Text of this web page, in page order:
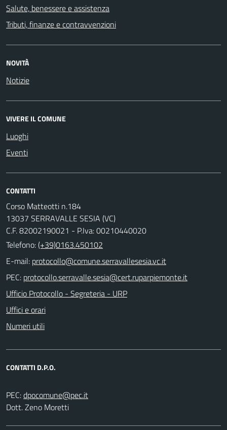
Salute, benessere e assistenza
Tributi, finanze e contravvenzioni
NOVITÀ
Notizie
VIVERE IL COMUNE
Luoghi
Eventi
CONTATTI
Corso Matteotti n.184
13037 SERRAVALLE SESIA (VC)
C.F. 82002190021 - P.Iva: 00210440020
Telefono:(+39)0163.450102
E-mail:
PEC:
Ufficio Protocollo - Segreteria - URP
Uffici e orari
Numeri utili
CONTATTI D.P.O.
PEC:
Dott. Zeno Moretti